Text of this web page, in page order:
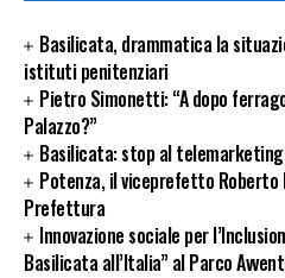
Basilicata, drammatica la
istituti penitenziari
Pietro Simonetti: “A dopo
Palazzo?”
Basilicata: stop al telemarketing
Potenza, il viceprefetto Roberto
Prefettura
Innovazione sociale per
Basilicata all’Italia” al Parco